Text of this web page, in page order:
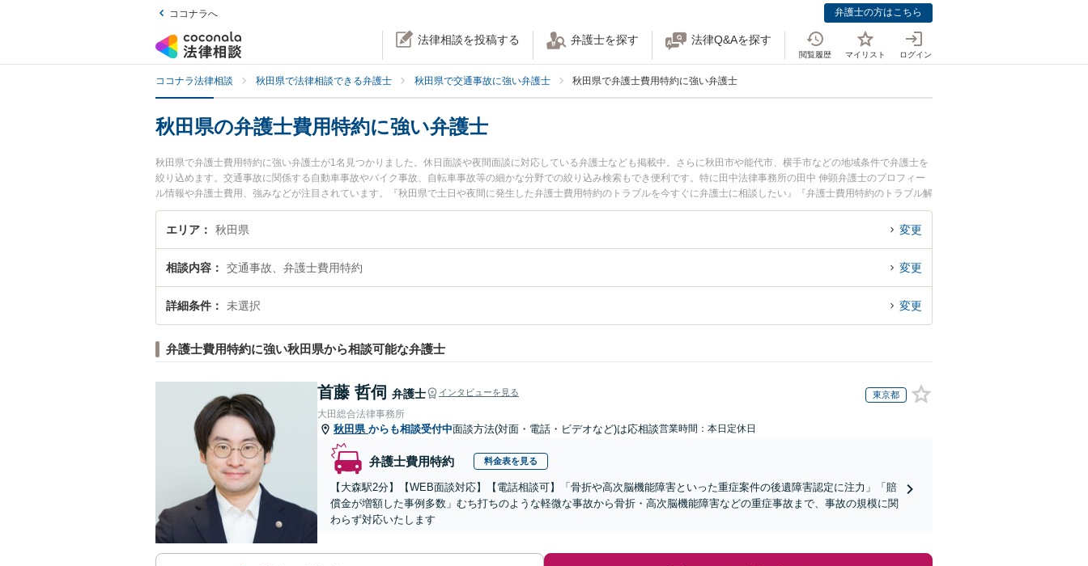
ココナラへ 弁護士の方はこちら
法律相談を投稿する 弁護士を探す 法律Q&Aを探す
閲覧履歴 マイリスト ログイン
ココナラ法律相談 秋田県で法律相談できる弁護士 秋田県で交通事故に強い弁護士 秋田県で弁護士費用特約に強い弁護士
秋田県の弁護士費用特約に強い弁護士
秋田県で弁護士費用特約に強い弁護士が1名見つかりました。休日面談や夜間面談に対応している弁護士なども掲載中。さらに秋田市や能代市、横手市などの地域条件で弁護士を
絞り込めます。交通事故に関係する自動車事故やバイク事故、自転車事故等の細かな分野での絞り込み検索もでき便利です。特に田中法律事務所の田中 伸顕弁護士のプロフィー
ル情報や弁護士費用、強みなどが注目されています。『秋田県で土日や夜間に発生した弁護士費用特約のトラブルを今すぐに弁護士に相談したい』『弁護士費用特約のトラブル解
決の実績豊富な近くの弁護士を検索したい』『初回相談無料で弁護士費用特約を法律相談できる秋田県内の弁護士に相談予約したい』などでお困りの相談者さんにおすすめです。
エリア 秋田県 変更
相談内容 交通事故、弁護士費用特約 変更
詳細条件 未選択 変更
弁護士費用特約に強い秋田県から相談可能な弁護士
首藤 哲伺 弁護士 インタビューを見る 東京都
大田総合法律事務所
秋田県 からも相談受付中面談方法(対面・電話・ビデオなど)は応相談営業時間：本日定休日
弁護士費用特約 料金表を見る
【大森駅2分】【WEB面談対応】【電話相談可】「骨折や高次脳機能障害といった重症案件の後遺障害認定に注力」「賠
償金が増額した事例多数」むち打ちのような軽微な事故から骨折・高次脳機能障害などの重症事故まで、事故の規模に関
わらず対応いたします